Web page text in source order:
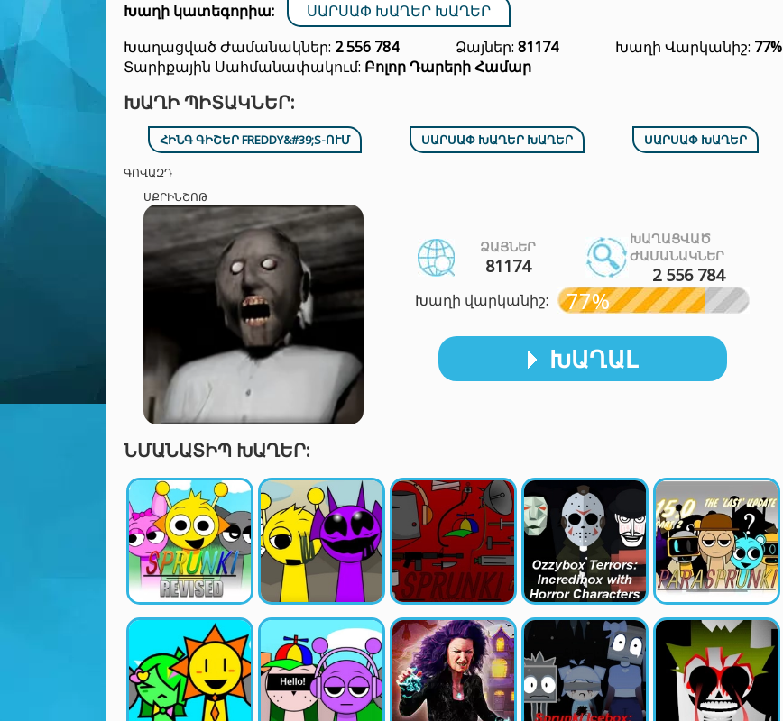
Խաղի կատեգորիա:
ՍԱՐՍԱՓ ԽԱՂԵՐ ԽԱՂԵՐ
Խաղացված Ժամանակներ: 2 556 784 Ձայներ: 81174 Խաղի Վարկանիշ: 77%
Տարիքային Սահմանափակում: Բոլոր Դարերի Համար
ԽԱՂԻ ՊԻՏԱԿՆԵՐ:
ՀԻՆԳ ԳԻՇԵՐ FREDDY&#39;S-ՈՒՄ ՍԱՐՍԱՓ ԽԱՂԵՐ ԽԱՂԵՐ ՍԱՐՍԱՓ ԽԱՂԵՐ
ԳՈՎԱԶԴ
ՍՔՐԻՆՇՈԹ
ՁԱՅՆԵՐ
81174
ԽԱՂԱՑՎԱԾ
ԺԱՄԱՆԱԿՆԵՐ
2 556 784
Խաղի վարկանիշ: 77%
ԽԱՂԱԼ
ՆՄԱՆԱՏԻՊ ԽԱՂԵՐ: